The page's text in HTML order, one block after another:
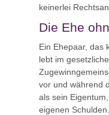
keinerlei
Die Ehe
Ein Ehepaar, das
lebt im
vor und während
als sein
eigenen